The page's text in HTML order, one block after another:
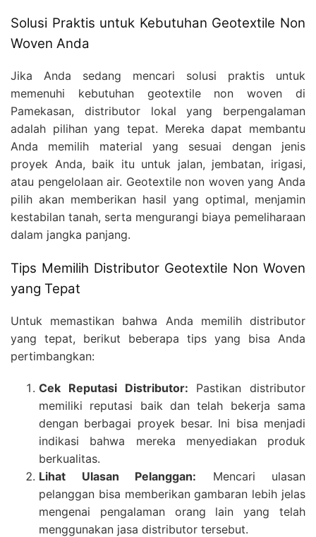
Solusi Praktis untuk Kebutuhan Geotextile Non
Woven Anda
Jika Anda sedang mencari solusi praktis untuk
memenuhi kebutuhan geotextile non woven di
Pamekasan, distributor lokal yang berpengalaman
adalah pilihan yang tepat. Mereka dapat membantu
Anda memilih material yang sesuai dengan jenis
proyek Anda, baik itu untuk jalan, jembatan, irigasi,
atau pengelolaan air. Geotextile non woven yang Anda
pilih akan memberikan hasil yang optimal, menjamin
kestabilan tanah, serta mengurangi biaya pemeliharaan
dalam jangka panjang.
Tips Memilih Distributor Geotextile Non Woven
yang Tepat
Untuk memastikan bahwa Anda memilih distributor
yang tepat, berikut beberapa tips yang bisa Anda
pertimbangkan:
Cek Reputasi Distributor: Pastikan distributor
memiliki reputasi baik dan telah bekerja sama
dengan berbagai proyek besar. Ini bisa menjadi
indikasi bahwa mereka menyediakan produk
berkualitas.
Lihat Ulasan Pelanggan: Mencari ulasan
pelanggan bisa memberikan gambaran lebih jelas
mengenai pengalaman orang lain yang telah
menggunakan jasa distributor tersebut.